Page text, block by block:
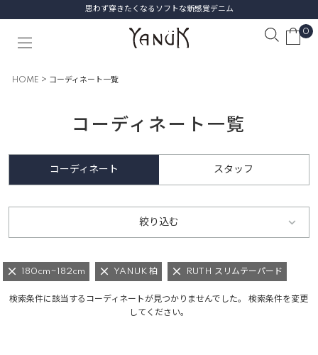
思わず穿きたくなるソフトな新感覚デニム
0
HOME コーディネート一覧
コーディネート一覧
コーディネート スタッフ
絞り込む
180cm~182cm YANUK 柏 RUTH スリムテーパード
検索条件に該当するコーディネートが見つかりませんでした。 検索条件を変更
してください。